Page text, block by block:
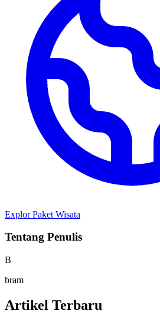
Explor Paket Wisata
Tentang Penulis
B
bram
Artikel Terbaru